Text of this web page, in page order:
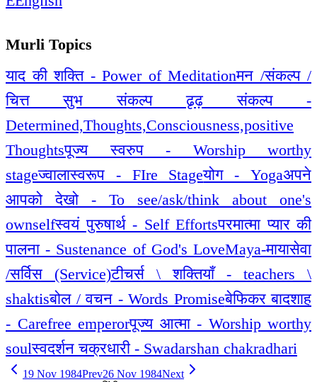
Murli Topics
याद की शक्ति - Power of Meditationमन /संकल्प /
चित्त सुभ संकल्प ढृढ़ संकल्प -
Determined,Thoughts,Consciousness,positive
Thoughtsपूज्य स्वरुप - Worship worthy
stageज्वालास्वरूप - FIre Stageयोग - Yogaअपने
आपको देखो - To see/ask/think about one's
ownselfस्वयं पुरुषार्थ - Self Effortsपरमात्मा प्यार की
पालना - Sustenance of God's LoveMaya-मायासेवा
/सर्विस (Service)टीचर्स \ शक्तियाँ - teachers \
shaktisबोल / वचन - Words Promiseबेफिकर बादशाह
- Carefree emperorपूज्य आत्मा - Worship worthy
soulस्वदर्शन चक्रधारी - Swadarshan chakradhari
19 Nov 1984Prev26 Nov 1984Next